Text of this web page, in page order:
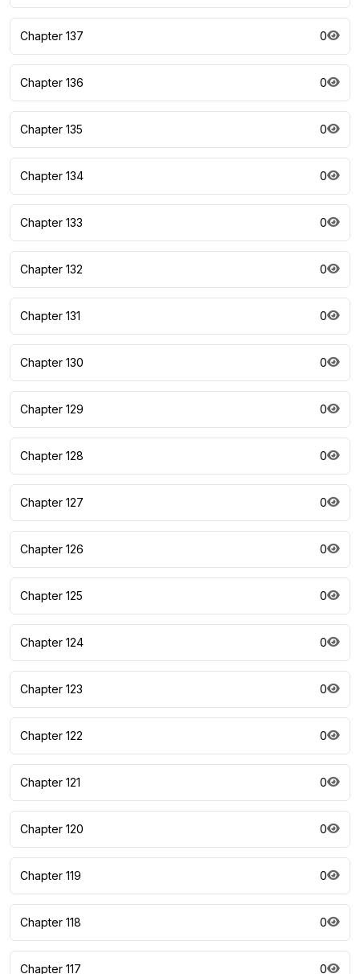
Chapter 137 0
Chapter 136 0
Chapter 135 0
Chapter 134 0
Chapter 133 0
Chapter 132 0
Chapter 131 0
Chapter 130 0
Chapter 129 0
Chapter 128 0
Chapter 127 0
Chapter 126 0
Chapter 125 0
Chapter 124 0
Chapter 123 0
Chapter 122 0
Chapter 121 0
Chapter 120 0
Chapter 119 0
Chapter 118 0
Chapter 117 0